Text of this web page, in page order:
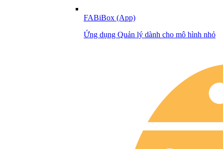
FABiBox (App)
Ứng dụng Quản lý dành cho mô hình nhỏ